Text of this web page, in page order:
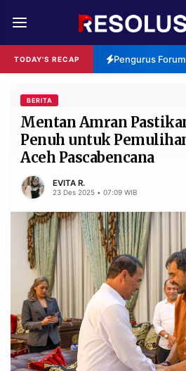
TODAY'S RECAP Pengurus
REDAKSI TENTANG
RESOLUSI IKLAN
RUBRIKASI
EDITORIAL AKSARA
FINANSIA PERSONA
DAERAH NASIONAL
MANCA SPORT
INFORMASI
PRIVACY
POLICY
BERITA
WARGA
INFORMASI
IKLAN
KIRIM
TULISAN
BERITA
Mentan Amran
Penuh untuk
Aceh Pascabencana
EVITA R.
23 Des 2025 • 07:09 WIB